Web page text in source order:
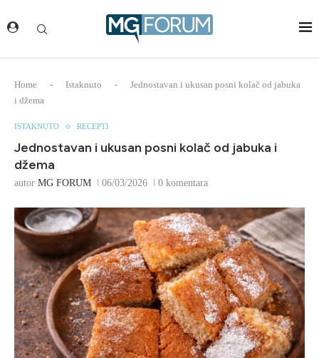
Home - Istaknuto -
Jednostavan i ukusan posni kolač od jabuka
i džema
ISTAKNUTO RECEPTI
Jednostavan i ukusan posni kolač od jabuka i
džema
autor MG FORUM 06/03/2026 0 komentara